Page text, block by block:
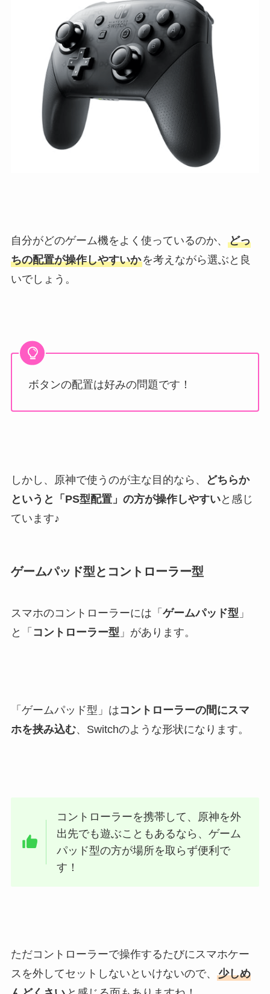
自分がどのゲーム機をよく使っているのか、 どっ
ちの配置が操作しやすいかを考えながら選ぶと良
いでしょう。
ボタンの配置は好みの問題です！
しかし、原神で使うのが主な目的なら、
どちらか
というと「PS型配置」の方が操作しやすいと感じ
ています♪
ゲームパッド型とコントローラー型
スマホのコントローラーには「 ゲームパッド型 」
と「 コントローラー型 」があります。
「ゲームパッド型」はコントローラーの間にスマ
ホを挟み込む、Switchのような形状になります。
コントローラーを携帯して、原神を外
出先でも遊ぶこともあるなら、ゲーム
パッド型の方が場所を取らず便利で
す！
ただコントローラーで操作するたびにスマホケー
スを外してセットしないといけないので、 少しめ